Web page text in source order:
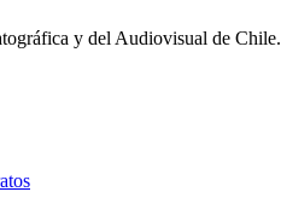
y del Audiovisual de Chile.